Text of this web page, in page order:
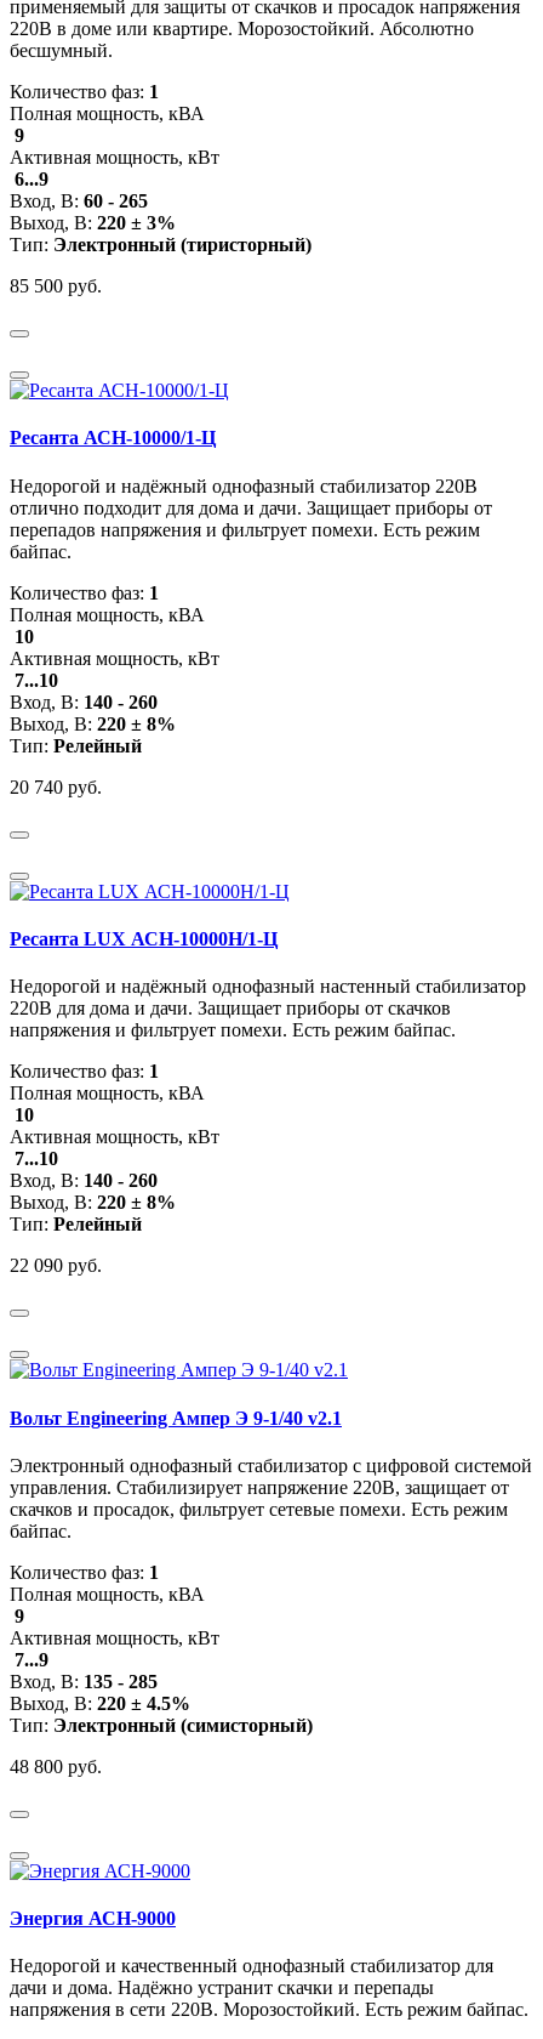
применяемый для защиты от скачков и просадок напряжения
220В в доме или квартире. Морозостойкий. Абсолютно
бесшумный.
Количество фаз: 1
Полная мощность, кВА
9
Активная мощность, кВт
6...9
Вход, В: 60 - 265
Выход, В: 220 ± 3%
Тип: Электронный (тиристорный)
85 500 руб.
Ресанта АСН-10000/1-Ц
Недорогой и надёжный однофазный стабилизатор 220В
отлично подходит для дома и дачи. Защищает приборы от
перепадов напряжения и фильтрует помехи. Есть режим
байпас.
Количество фаз: 1
Полная мощность, кВА
10
Активная мощность, кВт
7...10
Вход, В: 140 - 260
Выход, В: 220 ± 8%
Тип: Релейный
20 740 руб.
Ресанта LUX АСН-10000Н/1-Ц
Недорогой и надёжный однофазный настенный стабилизатор
220В для дома и дачи. Защищает приборы от скачков
напряжения и фильтрует помехи. Есть режим байпас.
Количество фаз: 1
Полная мощность, кВА
10
Активная мощность, кВт
7...10
Вход, В: 140 - 260
Выход, В: 220 ± 8%
Тип: Релейный
22 090 руб.
Вольт Engineering Ампер Э 9-1/40 v2.1
Электронный однофазный стабилизатор с цифровой системой
управления. Стабилизирует напряжение 220В, защищает от
скачков и просадок, фильтрует сетевые помехи. Есть режим
байпас.
Количество фаз: 1
Полная мощность, кВА
9
Активная мощность, кВт
7...9
Вход, В: 135 - 285
Выход, В: 220 ± 4.5%
Тип: Электронный (симисторный)
48 800 руб.
Энергия АСН-9000
Недорогой и качественный однофазный стабилизатор для
дачи и дома. Надёжно устранит скачки и перепады
напряжения в сети 220В. Морозостойкий. Есть режим байпас.